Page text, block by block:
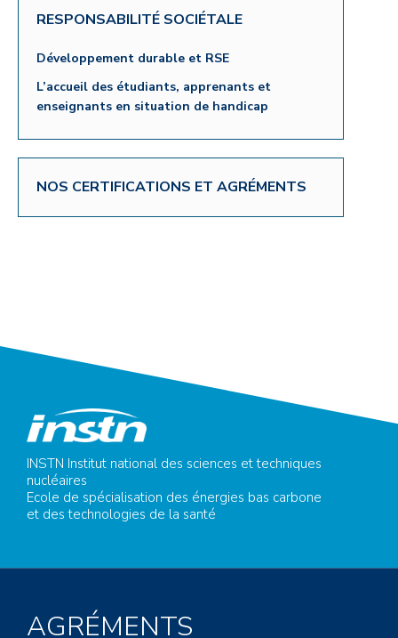
RESPONSABILITÉ SOCIÉTALE
Développement durable et RSE
L’accueil des étudiants, apprenants et
enseignants en situation de handicap
NOS CERTIFICATIONS ET AGRÉMENTS
INSTN Institut national des sciences et techniques
nucléaires
Ecole de spécialisation des énergies bas carbone
et des technologies de la santé
AGRÉMENTS